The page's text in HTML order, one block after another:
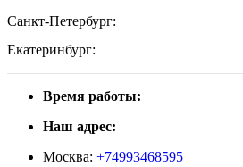
Санкт-Петербург:
Екатеринбург:
Время работы:
Наш адрес:
Москва: +74993468595